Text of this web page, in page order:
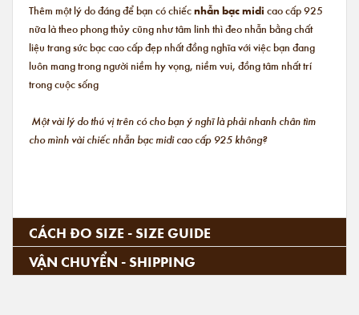
Thêm một lý do đáng để bạn có chiếcnhẫn bạc midi cao cấp 925
nữa là theo phong thủy cũng như tâm linh thì đeo nhẫn bằng chất
liệu trang sức bạc cao cấp đẹp nhất đồng nghĩa với việc bạn đang
luôn mang trong người niềm hy vọng, niềm vui, đồng tâm nhất trí
trong cuộc sống
Một vài lý do thú vị trên có cho bạn ý nghĩ là phải nhanh chân tìm
cho mình vài chiếc nhẫn bạc midi cao cấp 925 không?
CÁCH ĐO SIZE - SIZE GUIDE
VẬN CHUYỂN - SHIPPING